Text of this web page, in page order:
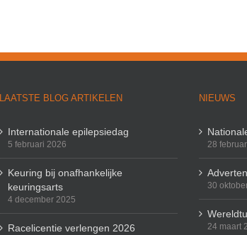
LAATSTE BLOG ARTIKELEN
Internationale epilepsiedag
5 februari 2026
Keuring bij onafhankelijke
keuringsarts
4 december 2025
Racelicentie verlengen 2026
NIEUWS
28
30
24 maart